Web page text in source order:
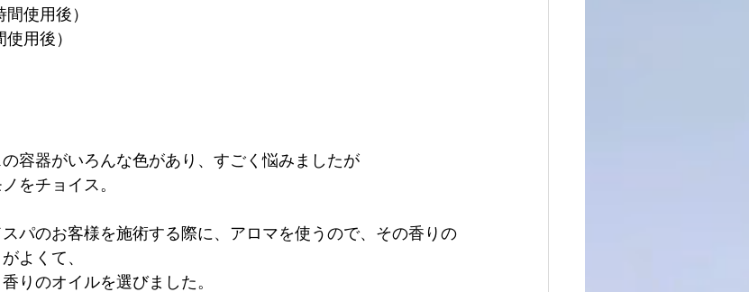
使用後）
用後）
容器がいろんな色があり、すごく悩みましたが
をチョイス。
パのお客様を施術する際に、アロマを使うので、その香りの
よくて、
りのオイルを選びました。